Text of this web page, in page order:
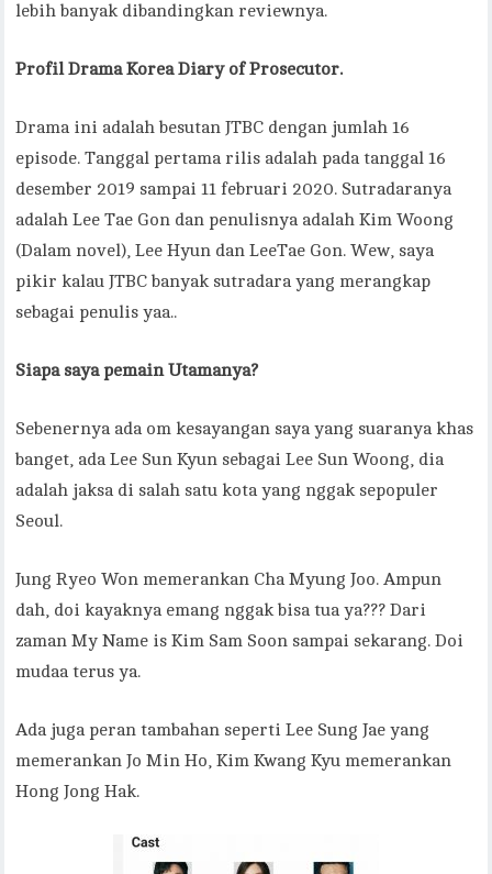
lebih banyak dibandingkan reviewnya.
Profil Drama Korea Diary of Prosecutor.
Drama ini adalah besutan JTBC dengan jumlah 16
episode. Tanggal pertama rilis adalah pada tanggal 16
desember 2019 sampai 11 februari 2020. Sutradaranya
adalah Lee Tae Gon dan penulisnya adalah Kim Woong
(Dalam novel), Lee Hyun dan LeeTae Gon. Wew, saya
pikir kalau JTBC banyak sutradara yang merangkap
sebagai penulis yaa..
Siapa saya pemain Utamanya?
Sebenernya ada om kesayangan saya yang suaranya khas
banget, ada Lee Sun Kyun sebagai Lee Sun Woong, dia
adalah jaksa di salah satu kota yang nggak sepopuler
Seoul.
Jung Ryeo Won memerankan Cha Myung Joo. Ampun
dah, doi kayaknya emang nggak bisa tua ya??? Dari
zaman My Name is Kim Sam Soon sampai sekarang. Doi
mudaa terus ya.
Ada juga peran tambahan seperti Lee Sung Jae yang
memerankan Jo Min Ho, Kim Kwang Kyu memerankan
Hong Jong Hak.